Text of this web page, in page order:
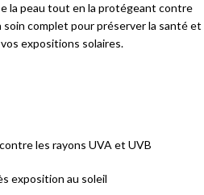
la peau tout en la protégeant contre
complet pour préserver la santé et
expositions solaires.
les rayons UVA et UVB
exposition au soleil